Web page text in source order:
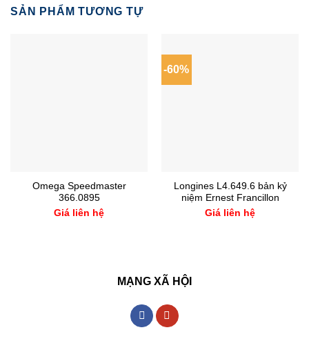
SẢN PHẨM TƯƠNG TỰ
Omega Speedmaster
366.0895
Giá liên hệ
-60%
Longines L4.649.6 bản kỷ
niệm Ernest Francillon
Giá liên hệ
MẠNG XÃ HỘI